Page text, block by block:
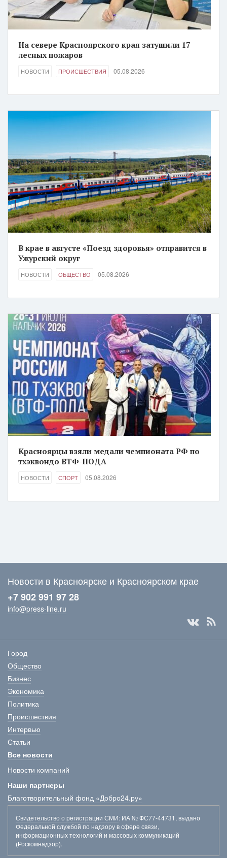
На севере Красноярского края затушили 17
лесных пожаров
НОВОСТИ ПРОИСШЕСТВИЯ 05.08.2026
В крае в августе «Поезд здоровья» отправится в
Ужурский округ
НОВОСТИ ОБЩЕСТВО 05.08.2026
Красноярцы взяли медали чемпионата РФ по
тхэквондо ВТФ-ПОДА
НОВОСТИ СПОРТ 05.08.2026
Новости в Красноярске и Красноярском крае
+7 902 991 97 28
info@press-line.ru
Город
Общество
Бизнес
Экономика
Политика
Происшествия
Интервью
Статьи
Все новости
Новости компаний
Наши партнеры
Благотворительный фонд «Добро24.ру»
Свидетельство о регистрации СМИ: ИА № ФС77-44731, выдано
Федеральной службой по надзору в сфере связи,
информационных технологий и массовых коммуникаций
(Роскомнадзор).